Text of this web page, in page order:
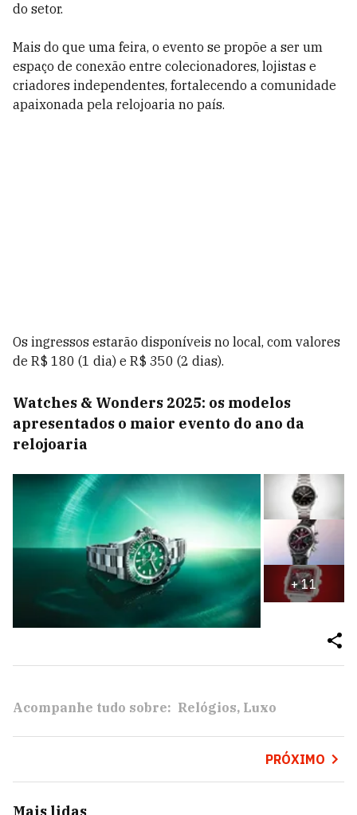
do setor.
Mais do que uma feira, o evento se propõe a ser um
espaço de conexão entre colecionadores, lojistas e
criadores independentes, fortalecendo a comunidade
apaixonada pela relojoaria no país.
Os ingressos estarão disponíveis no local, com valores
de R$ 180 (1 dia) e R$ 350 (2 dias).
Watches & Wonders 2025: os modelos
apresentados o maior evento do ano da
relojoaria
+11
Acompanhe tudo sobre: Relógios Luxo
PRÓXIMO